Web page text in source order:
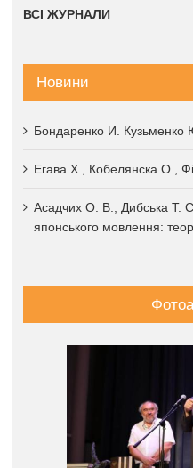
ВСІ ЖУРНАЛИ
Новини
Бондаренко И. Кузьменко
Егава Х., Кобелянска О.,
Асадчих О. В., Дибська Т.
японського мовлення: